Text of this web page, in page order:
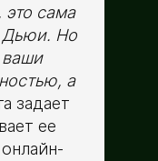
это сама
Дьюи. Но
ваши
а
задает
ее